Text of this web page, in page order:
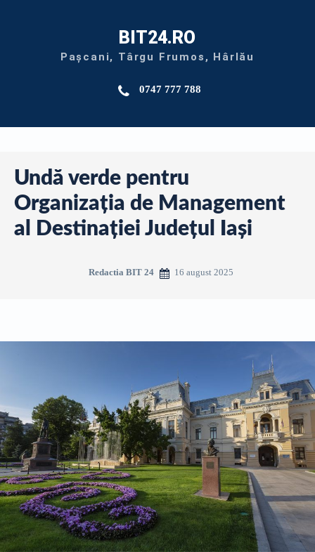
BIT24.RO
Pașcani, Târgu Frumos, Hârlău
0747 777 788
Undă verde pentru
Organizația de Management
al Destinației Județul Iași
Redactia BIT 24 16 august 2025